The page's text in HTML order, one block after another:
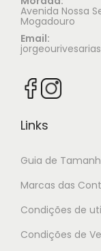
Avenida Nossa
Mogadouro
Email:
Links
Guia de
Marcas das
Condições de
Condições de